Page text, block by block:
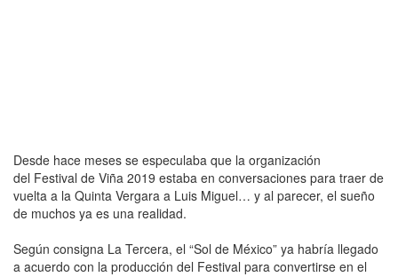
Desde hace meses se especulaba que la organización
del Festival de Viña 2019 estaba en conversaciones para traer de
vuelta a la Quinta Vergara a Luis Miguel… y al parecer, el sueño
de muchos ya es una realidad.
Según consigna La Tercera, el “Sol de México” ya habría llegado
a acuerdo con la producción del Festival para convertirse en el